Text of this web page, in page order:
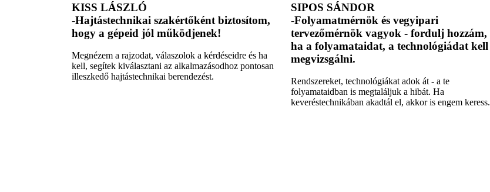
KISS LÁSZLÓ
-Hajtástechnikai szakértőként biztosítom,
hogy a gépeid jól működjenek!
Megnézem a rajzodat, válaszolok a kérdéseidre és ha
kell, segítek kiválasztani az alkalmazásodhoz pontosan
illeszkedő hajtástechnikai berendezést.
SIPOS SÁNDOR
-Folyamatmérnök és vegyipari
tervezőmérnök vagyok - fordulj hozzám,
ha a folyamataidat, a technológiádat kell
megvizsgálni.
Rendszereket, technológiákat adok át - a te
folyamataidban is megtaláljuk a hibát. Ha
keveréstechnikában akadtál el, akkor is engem keress.